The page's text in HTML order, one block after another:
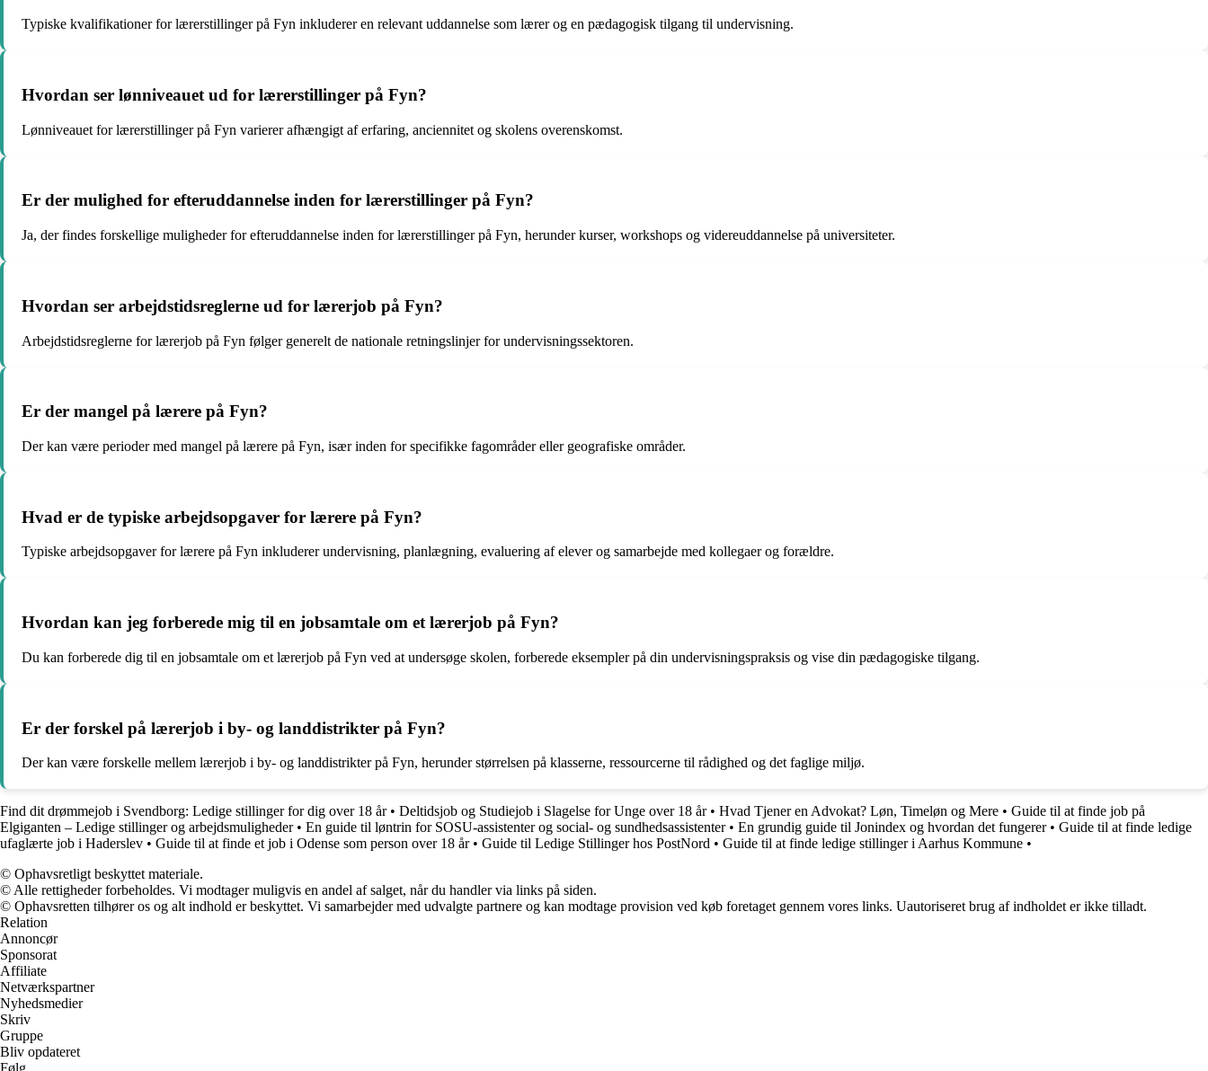
Typiske kvalifikationer for lærerstillinger på Fyn inkluderer en relevant uddannelse som lærer og en pædagogisk tilgang til undervisning.
Hvordan ser lønniveauet ud for lærerstillinger på Fyn?
Lønniveauet for lærerstillinger på Fyn varierer afhængigt af erfaring, anciennitet og skolens overenskomst.
Er der mulighed for efteruddannelse inden for lærerstillinger på Fyn?
Ja, der findes forskellige muligheder for efteruddannelse inden for lærerstillinger på Fyn, herunder kurser, workshops og videreuddannelse på universiteter.
Hvordan ser arbejdstidsreglerne ud for lærerjob på Fyn?
Arbejdstidsreglerne for lærerjob på Fyn følger generelt de nationale retningslinjer for undervisningssektoren.
Er der mangel på lærere på Fyn?
Der kan være perioder med mangel på lærere på Fyn, især inden for specifikke fagområder eller geografiske områder.
Hvad er de typiske arbejdsopgaver for lærere på Fyn?
Typiske arbejdsopgaver for lærere på Fyn inkluderer undervisning, planlægning, evaluering af elever og samarbejde med kollegaer og forældre.
Hvordan kan jeg forberede mig til en jobsamtale om et lærerjob på Fyn?
Du kan forberede dig til en jobsamtale om et lærerjob på Fyn ved at undersøge skolen, forberede eksempler på din undervisningspraksis og vise din pædagogiske tilgang.
Er der forskel på lærerjob i by- og landdistrikter på Fyn?
Der kan være forskelle mellem lærerjob i by- og landdistrikter på Fyn, herunder størrelsen på klasserne, ressourcerne til rådighed og det faglige miljø.
Find dit drømmejob i Svendborg: Ledige stillinger for dig over 18 år• Deltidsjob og Studiejob i Slagelse for Unge over 18 år• Hvad Tjener en Advokat? Løn, Timeløn og Mere • Guide til at finde job på
Elgiganten – Ledige stillinger og arbejdsmuligheder• En guide til løntrin for SOSU-assistenter og social- og sundhedsassistenter• En grundig guide til Jonindex og hvordan det fungerer• Guide til at finde ledige
ufaglærte job i Haderslev • Guide til at finde et job i Odense som person over 18 år• Guide til Ledige Stillinger hos PostNord • Guide til at finde ledige stillinger i Aarhus Kommune •
© Ophavsretligt beskyttet materiale.
© Alle rettigheder forbeholdes. Vi modtager muligvis en andel af salget, når du handler via links på siden.
© Ophavsretten tilhører os og alt indhold er beskyttet. Vi samarbejder med udvalgte partnere og kan modtage provision ved køb foretaget gennem vores links. Uautoriseret brug af indholdet er ikke tilladt.
Relation
Annoncør
Sponsorat
Affiliate
Netværkspartner
Nyhedsmedier
Skriv
Gruppe
Bliv opdateret